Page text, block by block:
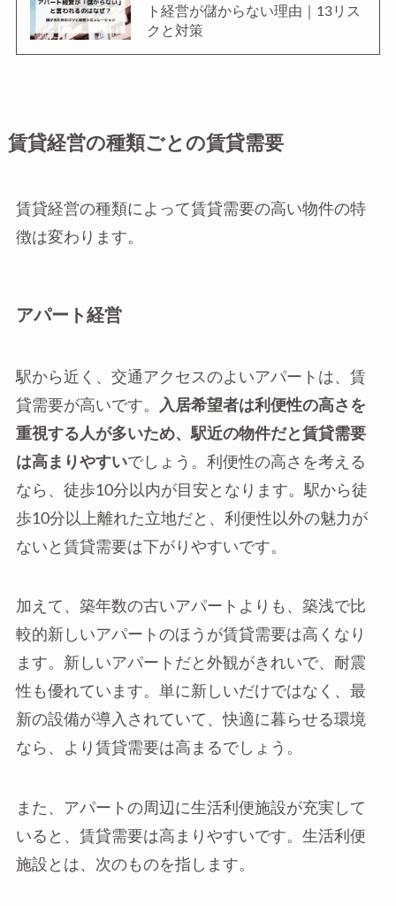
ト経営が儲からない理由｜13リス
クと対策
賃貸経営の種類ごとの賃貸需要
賃貸経営の種類によって賃貸需要の高い物件の特
徴は変わります。
アパート経営
駅から近く、交通アクセスのよいアパートは、賃
貸需要が高いです。
入居希望者は利便性の高さを
重視する人が多いため、駅近の物件だと賃貸需要
は高まりやすいでしょう。利便性の高さを考える
なら、徒歩10分以内が目安となります。駅から徒
歩10分以上離れた立地だと、利便性以外の魅力が
ないと賃貸需要は下がりやすいです。
加えて、築年数の古いアパートよりも、築浅で比
較的新しいアパートのほうが賃貸需要は高くなり
ます。新しいアパートだと外観がきれいで、耐震
性も優れています。単に新しいだけではなく、最
新の設備が導入されていて、快適に暮らせる環境
なら、より賃貸需要は高まるでしょう。
また、アパートの周辺に生活利便施設が充実して
いると、賃貸需要は高まりやすいです。生活利便
施設とは、次のものを指します。